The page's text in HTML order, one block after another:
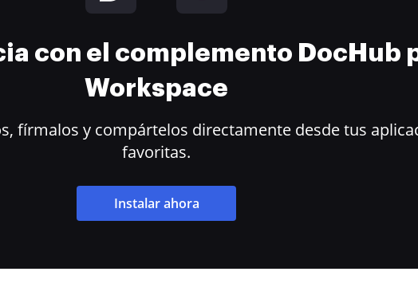
con el complemento DocHub
Workspace
fírmalos y compártelos directamente desde tus
favoritas.
Instalar ahora